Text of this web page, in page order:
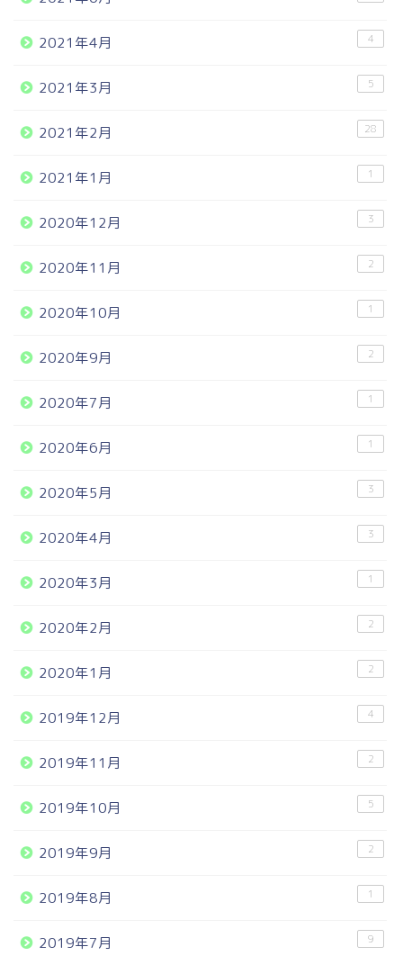
2021年4月 4
2021年3月 5
2021年2月 28
2021年1月 1
2020年12月 3
2020年11月 2
2020年10月 1
2020年9月 2
2020年7月 1
2020年6月 1
2020年5月 3
2020年4月 3
2020年3月 1
2020年2月 2
2020年1月 2
2019年12月 4
2019年11月 2
2019年10月 5
2019年9月 2
2019年8月 1
2019年7月 9